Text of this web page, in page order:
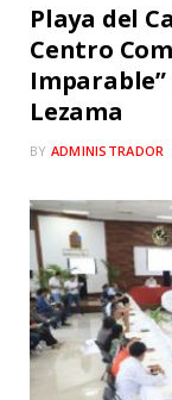
Playa del
Centro
Lezama
BY ADMINISTRADOR